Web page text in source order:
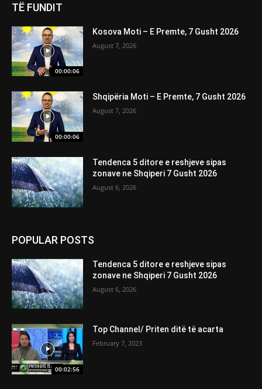
TË FUNDIT
00:00:06
Kosova Moti – E Premte, 7 Gusht 2026
August 7, 2026
00:00:06
Shqipëria Moti – E Premte, 7 Gusht 2026
August 7, 2026
Tendenca 5 ditore e reshjeve sipas
zonave ne Shqiperi 7 Gusht 2026
August 6, 2026
POPULAR POSTS
Tendenca 5 ditore e reshjeve sipas
zonave ne Shqiperi 7 Gusht 2026
August 6, 2026
00:02:56
Top Channel/ Priten ditë të acarta
February 7, 2023